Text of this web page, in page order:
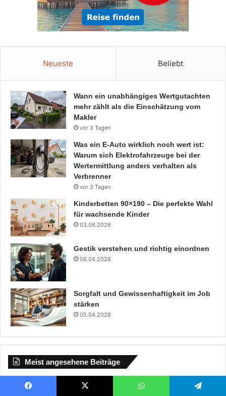
Neueste Beliebt
Wann ein unabhängiges Wertgutachten
mehr zählt als die Einschätzung vom
Makler
vor 3 Tagen
Was ein E-Auto wirklich noch wert ist:
Warum sich Elektrofahrzeuge bei der
Wertermittlung anders verhalten als
Verbrenner
vor 3 Tagen
Kinderbetten 90×190 – Die perfekte Wahl
für wachsende Kinder
03.06.2026
Gestik verstehen und richtig einordnen
06.04.2026
Sorgfalt und Gewissenhaftigkeit im Job
stärken
05.04.2026
Meist angesehene Beiträge
29.08.2025
Digitalisierung im Mittelstand – Zwischen Tradition und